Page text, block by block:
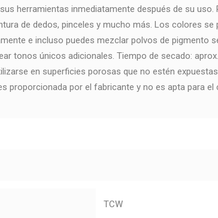
herramientas inmediatamente después de su uso.
de dedos, pinceles y mucho más. Los colores se
e incluso puedes mezclar polvos de pigmento
tonos únicos adicionales. Tiempo de secado:
en superficies porosas que no estén
proporcionada por el fabricante y no es apta para el
TCW